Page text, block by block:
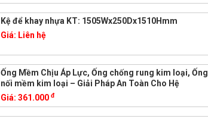
Kệ để khay nhựa KT: 1505Wx250Dx1510Hmm
Giá: Liên hệ
Ống Mềm Chịu Áp Lực, Ống chống rung kim loại, Ống
nối mềm kim loại – Giải Pháp An Toàn Cho Hệ
Giá: 361.000 đ